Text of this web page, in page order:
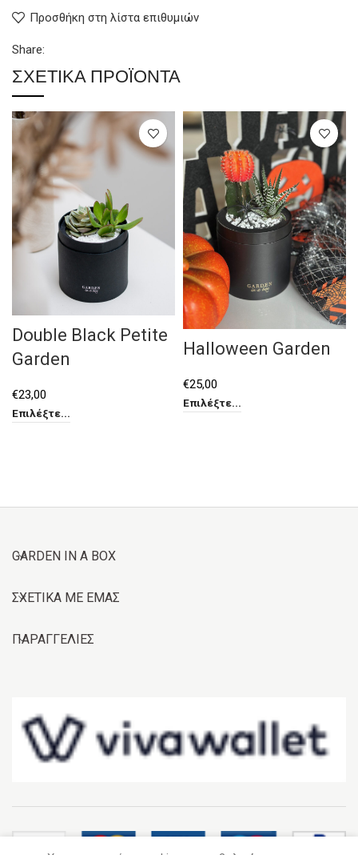
Προσθήκη στη λίστα επιθυμιών
Share:
ΣΧΕΤΙΚΆ ΠΡΟΪΌΝΤΑ
Double Black Petite
Garden
€23,00
Επιλέξτε...
Halloween Garden
€25,00
Επιλέξτε...
GARDEN IN A BOX
ΣΧΕΤΙΚΑ ΜΕ ΕΜΑΣ
ΠΑΡΑΓΓΕΛΙΕΣ